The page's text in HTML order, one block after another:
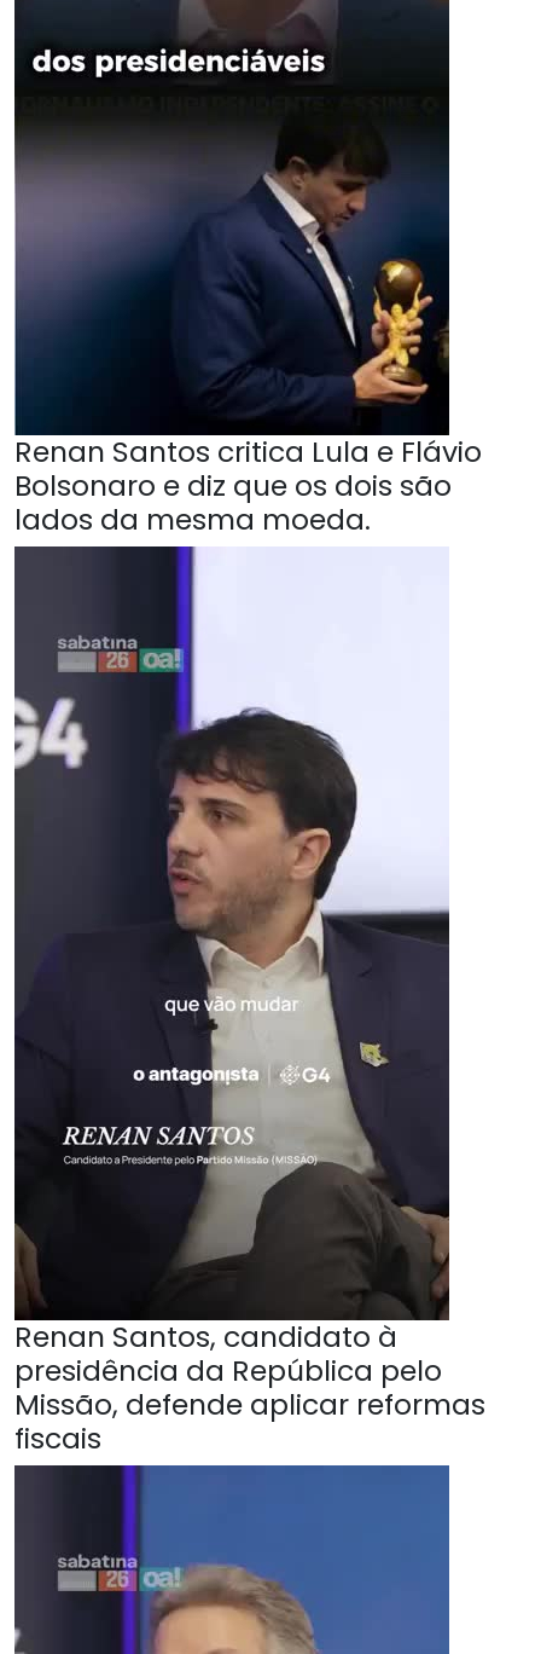
Renan Santos critica Lula e Flávio
Bolsonaro e diz que os dois são
lados da mesma moeda.
Renan Santos, candidato à
presidência da República pelo
Missão, defende aplicar reformas
fiscais